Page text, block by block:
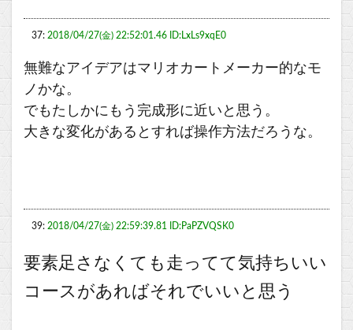
37: 2018/04/27(金) 22:52:01.46 ID:LxLs9xqE0
無難なアイデアはマリオカートメーカー的なモ
ノかな。
でもたしかにもう完成形に近いと思う。
大きな変化があるとすれば操作方法だろうな。
39: 2018/04/27(金) 22:59:39.81 ID:PaPZVQSK0
要素足さなくても走ってて気持ちいい
コースがあればそれでいいと思う